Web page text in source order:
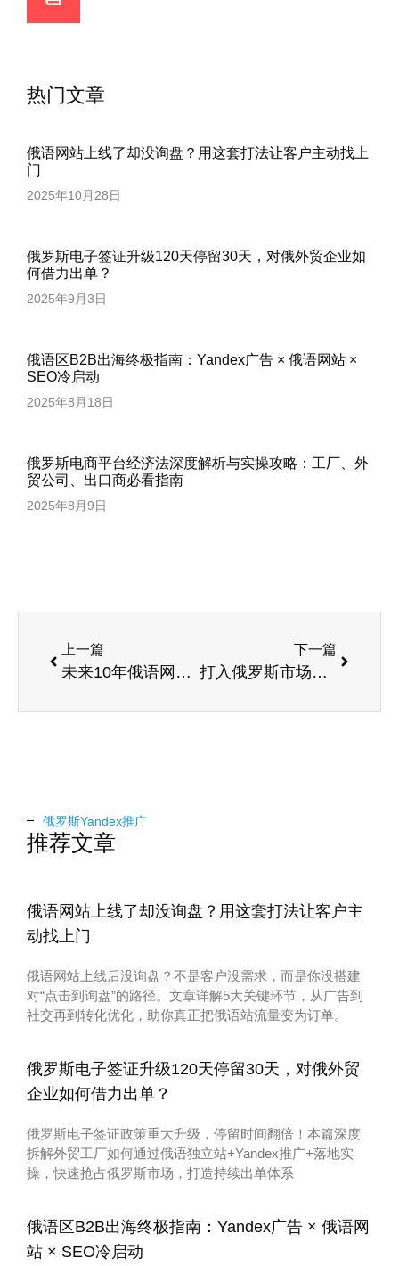
热门文章
俄语网站上线了却没询盘？用这套打法让客户主动找上
门
2025年10月28日
俄罗斯电子签证升级120天停留30天，对俄外贸企业如
何借力出单？
2025年9月3日
俄语区B2B出海终极指南：Yandex广告 × 俄语网站 ×
SEO冷启动
2025年8月18日
俄罗斯电商平台经济法深度解析与实操攻略：工厂、外
贸公司、出口商必看指南
2025年8月9日
上一篇
未来10年俄语网站开发的商业潜力预测
下一篇
打入俄罗斯市场：企业是否需要专业俄语网站开发？
俄罗斯Yandex推广
推荐文章
俄语网站上线了却没询盘？用这套打法让客户主
动找上门
俄语网站上线后没询盘？不是客户没需求，而是你没搭建
对“点击到询盘”的路径。文章详解5大关键环节，从广告到
社交再到转化优化，助你真正把俄语站流量变为订单。
俄罗斯电子签证升级120天停留30天，对俄外贸
企业如何借力出单？
俄罗斯电子签证政策重大升级，停留时间翻倍！本篇深度
拆解外贸工厂如何通过俄语独立站+Yandex推广+落地实
操，快速抢占俄罗斯市场，打造持续出单体系
俄语区B2B出海终极指南：Yandex广告 × 俄语网
站 × SEO冷启动